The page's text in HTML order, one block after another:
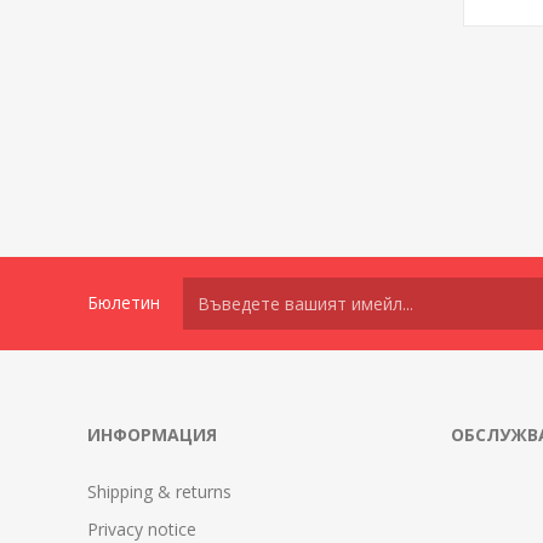
Бюлетин
ИНФОРМАЦИЯ
Shipping & returns
Privacy notice